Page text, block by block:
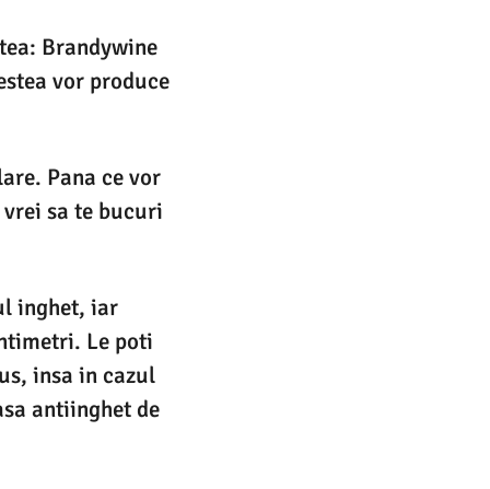
Brandywine
vor produce
Pana ce vor
sa te bucuri
inghet, iar
Le poti
insa in cazul
antiinghet de